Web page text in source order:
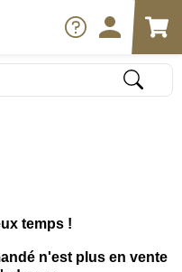
temps !
n'est plus en vente